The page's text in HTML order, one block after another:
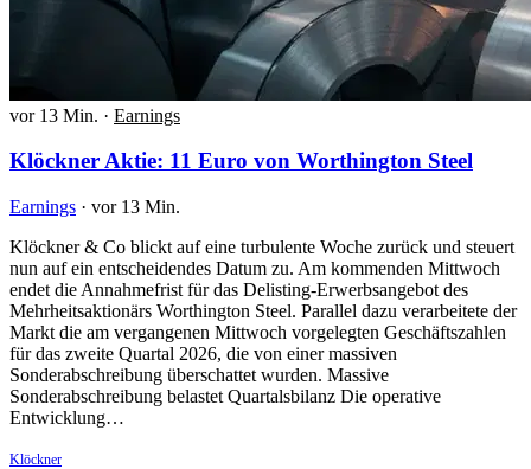
vor 13 Min. · Earnings
Klöckner Aktie: 11 Euro von Worthington Steel
Earnings · vor 13 Min.
Klöckner & Co blickt auf eine turbulente Woche zurück und steuert
nun auf ein entscheidendes Datum zu. Am kommenden Mittwoch
endet die Annahmefrist für das Delisting-Erwerbsangebot des
Mehrheitsaktionärs Worthington Steel. Parallel dazu verarbeitete der
Markt die am vergangenen Mittwoch vorgelegten Geschäftszahlen
für das zweite Quartal 2026, die von einer massiven
Sonderabschreibung überschattet wurden. Massive
Sonderabschreibung belastet Quartalsbilanz Die operative
Entwicklung…
Klöckner